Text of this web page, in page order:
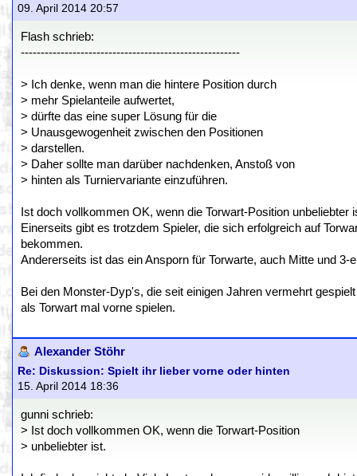
09. April 2014 20:57
Flash schrieb:
-------------------------------------------------------
> Ich denke, wenn man die hintere Position durch
> mehr Spielanteile aufwertet,
> dürfte das eine super Lösung für die
> Unausgewogenheit zwischen den Positionen
> darstellen.
> Daher sollte man darüber nachdenken, Anstoß von
> hinten als Turniervariante einzuführen.
Ist doch vollkommen OK, wenn die Torwart-Position unbeliebter
Einerseits gibt es trotzdem Spieler, die sich erfolgreich auf
bekommen.
Andererseits ist das ein Ansporn für Torwarte, auch Mitte und 3-
Bei den Monster-Dyp's, die seit einigen Jahren vermehrt
als Torwart mal vorne spielen.
Alexander Stöhr
Re: Diskussion: Spielt ihr lieber vorne oder hinten
15. April 2014 18:36
gunni schrieb:
> Ist doch vollkommen OK, wenn die Torwart-Position
> unbeliebter ist.